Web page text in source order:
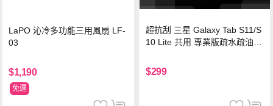
LaPO 沁冷多功能三用風扇 LF-
03
$1,190
免運
超抗刮 三星 Galaxy Tab S11/S
10 Lite 共用 專業版疏水疏油9
$299